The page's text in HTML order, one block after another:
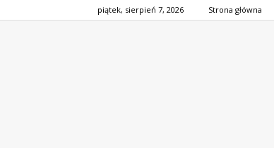
piątek, sierpień 7, 2026 Strona główna